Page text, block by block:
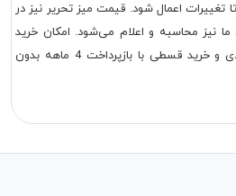
تغییرات اعمال شود. قیمت میز تحریر نیز در
نیز محاسبه و اعلام می‌شود. امکان خرید
اقساطی 24 ماهه، با چک صیادی و خرید قسطی با بازپرداخت 4 ماهه بدون